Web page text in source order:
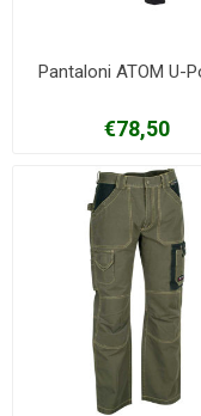
Pantaloni ATOM U-
€78,50